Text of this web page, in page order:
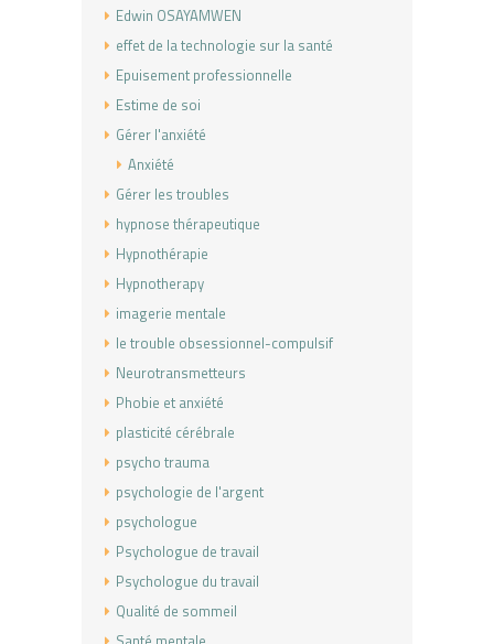
Edwin OSAYAMWEN
effet de la technologie sur la santé
Epuisement professionnelle
Estime de soi
Gérer l'anxiété
Anxiété
Gérer les troubles
hypnose thérapeutique
Hypnothérapie
Hypnotherapy
imagerie mentale
le trouble obsessionnel-compulsif
Neurotransmetteurs
Phobie et anxiété
plasticité cérébrale
psycho trauma
psychologie de l'argent
psychologue
Psychologue de travail
Psychologue du travail
Qualité de sommeil